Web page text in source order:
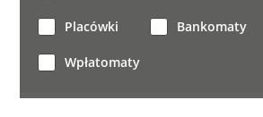
Placówki Bankomaty
Wpłatomaty